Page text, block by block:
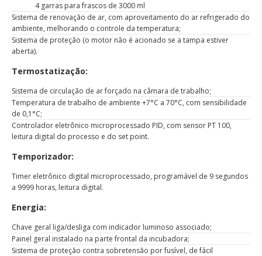
4 garras para frascos de 3000 ml
Sistema de renovação de ar, com aproveitamento do ar refrigerado do
ambiente, melhorando o controle da temperatura;
Sistema de proteção (o motor não é acionado se a tampa estiver
aberta).
Termostatização:
Sistema de circulação de ar forçado na câmara de trabalho;
Temperatura de trabalho de ambiente +7°C a 70°C, com sensibilidade
de 0,1°C;
Controlador eletrônico microprocessado PID, com sensor PT 100,
leitura digital do processo e do set point.
Temporizador:
Timer eletrônico digital microprocessado, programável de 9 segundos
a 9999 horas, leitura digital.
Energia:
Chave geral liga/desliga com indicador luminoso associado;
Painel geral instalado na parte frontal da incubadora;
Sistema de proteção contra sobretensão por fusível, de fácil